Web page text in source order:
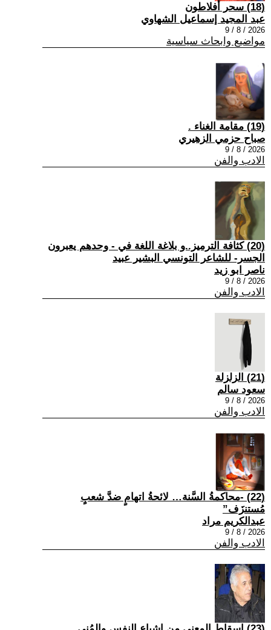
(18) سحر أفلاطون
عبد المجيد إسماعيل الشهاوي
2026 / 8 / 9
مواضيع وابحاث سياسية
(19) مقامة الغناء .
صباح حزمي الزهيري
2026 / 8 / 9
الادب والفن
(20) كثافة الترميز..و بلاغة اللغة في - وحدهم يعبرون
الجسر- للشاعر التونسي البشير عبيد
ناصر ابو زيد
2026 / 8 / 9
الادب والفن
(21) الزلزلة
سعود سالم
2026 / 8 / 9
الادب والفن
(22) -محاكمةُ السَّنة… لائحةُ اتهامٍ ضدَّ شعبٍ
مُستنزَف”
عبدالكريم مراد
2026 / 8 / 9
الادب والفن